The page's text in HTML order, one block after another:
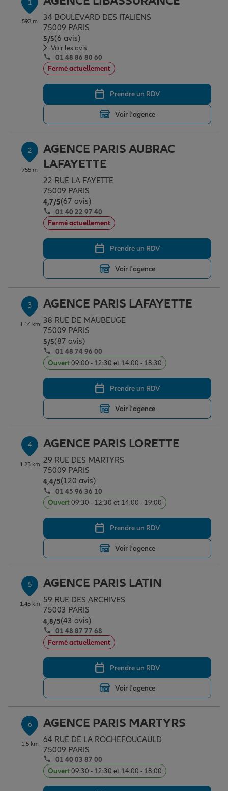
Assurance emprunteur
Prévoyance et dépendance
Assurance animal de compagnie
Protection de la famille
Protection juridique
Épargne & retraite
Plan épargne retraite
Placements financiers
Investissements immobiliers
Transmission
Vos projets
Changer de voiture
Départ à la retraite
Préparer l’avenir
Assurance auto
Assurance habitation
Le Pack Famille
Garantie des accidents de la vie
Assurance scolaire
Protection juridique
Retraite
Tous nos devis d'assurance
Professionnels
Allianz en France
1
592 m
34 BOULEVARD DES ITALIENS
75009 PARIS
5/5Note de 5 sur 5
(6 avis)
Voir les avis
01 48 86 80 60
Fermé actuellement
Prendre un RDV
Voir l'agence
2
755 m
AGENCE PARIS AUBRAC
LAFAYETTE
22 RUE LA FAYETTE
75009 PARIS
4,7/5Note de 4.7 sur 5
(67 avis)
01 40 22 97 40
Fermé actuellement
Prendre un RDV
Voir l'agence
3
1.14 km
AGENCE PARIS LAFAYETTE
38 RUE DE MAUBEUGE
75009 PARIS
5/5Note de 5 sur 5
(87 avis)
01 48 74 96 00
Ouvert09:00 - 12:30 et 14:00 - 18:30
Prendre un RDV
Voir l'agence
4
1.23 km
AGENCE PARIS LORETTE
29 RUE DES MARTYRS
75009 PARIS
4,4/5Note de 4.4 sur 5
(120 avis)
01 45 96 36 10
Ouvert09:30 - 12:30 et 14:00 - 19:00
Prendre un RDV
Voir l'agence
5
1.45 km
AGENCE PARIS LATIN
59 RUE DES ARCHIVES
75003 PARIS
4,8/5Note de 4.8 sur 5
(43 avis)
01 48 87 77 68
Fermé actuellement
Prendre un RDV
Voir l'agence
6
1.5 km
AGENCE PARIS MARTYRS
64 RUE DE LA ROCHEFOUCAULD
75009 PARIS
01 40 03 87 00
Ouvert09:30 - 12:30 et 14:00 - 18:00